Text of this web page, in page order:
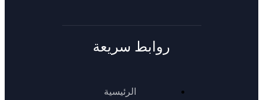
روابط سريعة
الرئيسية